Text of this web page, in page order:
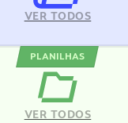
VER TODOS
PLANILHAS
VER TODOS